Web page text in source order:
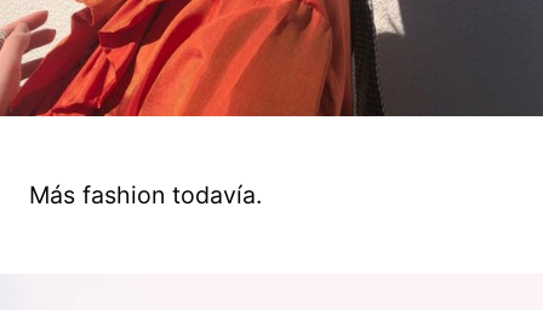
Más fashion todavía.